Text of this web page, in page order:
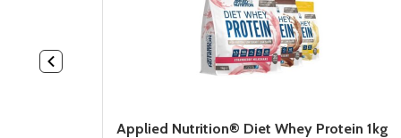
Applied Nutrition® Diet Whey Protein 1kg